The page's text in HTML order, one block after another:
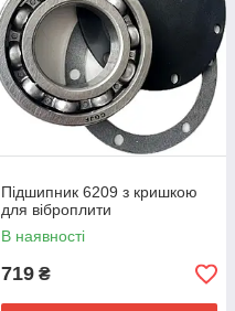
Підшипник 6209 з кришкою
для віброплити
В наявності
719 ₴